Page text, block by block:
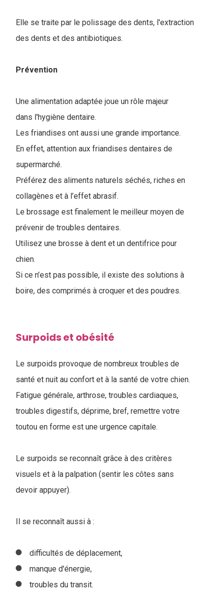
Elle se traite par le polissage des dents, l'extraction
des dents et des antibiotiques.
Prévention
Une alimentation adaptée joue un rôle majeur
dans l'hygiène dentaire.
Les friandises ont aussi une grande importance.
En effet, attention aux friandises dentaires de
supermarché.
Préférez des aliments naturels séchés, riches en
collagènes et à l’effet abrasif.
Le brossage est finalement le meilleur moyen de
prévenir de troubles dentaires.
Utilisez une brosse à dent et un dentifrice pour
chien.
Si ce n’est pas possible, il existe des solutions à
boire, des comprimés à croquer et des poudres.
Surpoids et obésité
Le surpoids provoque de nombreux troubles de
santé et nuit au confort et à la santé de votre chien.
Fatigue générale, arthrose, troubles cardiaques,
troubles digestifs, déprime, bref, remettre votre
toutou en forme est une urgence capitale.
Le surpoids se reconnaît grâce à des critères
visuels et à la palpation (sentir les côtes sans
devoir appuyer).
Il se reconnaît aussi à :
difficultés de déplacement,
manque d'énergie,
troubles du transit.